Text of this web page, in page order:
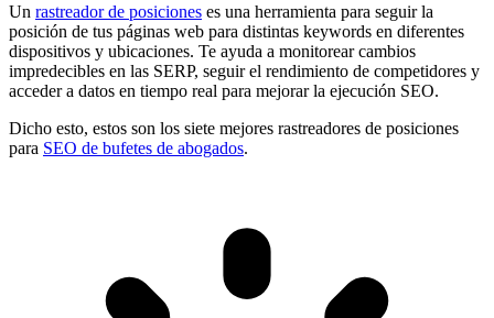
Un rastreador de posiciones es una herramienta para seguir la
posición de tus páginas web para distintas keywords en diferentes
dispositivos y ubicaciones. Te ayuda a monitorear cambios
impredecibles en las SERP, seguir el rendimiento de competidores y
acceder a datos en tiempo real para mejorar la ejecución SEO.
Dicho esto, estos son los siete mejores rastreadores de posiciones
para SEO de bufetes de abogados.